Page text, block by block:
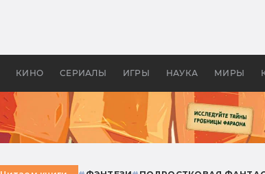
КИНО СЕРИАЛЫ ИГРЫ НАУКА МИРЫ
апокалипсис, в